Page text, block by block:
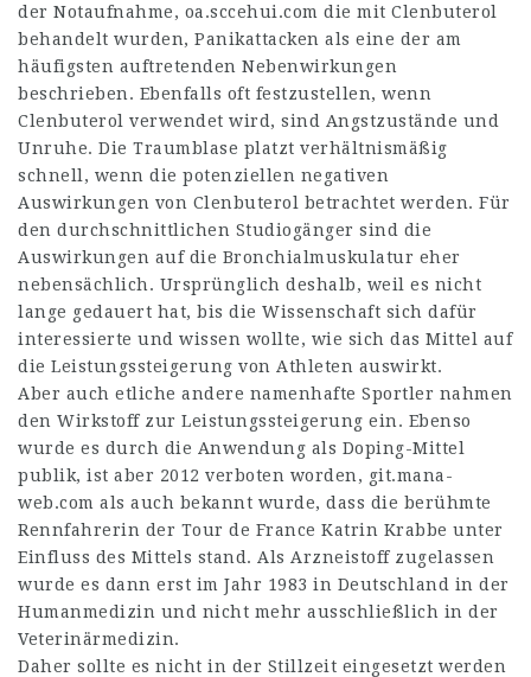
der Notaufnahme, oa.sccehui.com die mit Clenbuterol
behandelt wurden, Panikattacken als eine der am
häufigsten auftretenden Nebenwirkungen
beschrieben. Ebenfalls oft festzustellen, wenn
Clenbuterol verwendet wird, sind Angstzustände und
Unruhe. Die Traumblase platzt verhältnismäßig
schnell, wenn die potenziellen negativen
Auswirkungen von Clenbuterol betrachtet werden. Für
den durchschnittlichen Studiogänger sind die
Auswirkungen auf die Bronchialmuskulatur eher
nebensächlich. Ursprünglich deshalb, weil es nicht
lange gedauert hat, bis die Wissenschaft sich dafür
interessierte und wissen wollte, wie sich das Mittel auf
die Leistungssteigerung von Athleten auswirkt.
Aber auch etliche andere namenhafte Sportler nahmen
den Wirkstoff zur Leistungssteigerung ein. Ebenso
wurde es durch die Anwendung als Doping-Mittel
publik, ist aber 2012 verboten worden, git.mana-
web.com als auch bekannt wurde, dass die berühmte
Rennfahrerin der Tour de France Katrin Krabbe unter
Einfluss des Mittels stand. Als Arzneistoff zugelassen
wurde es dann erst im Jahr 1983 in Deutschland in der
Humanmedizin und nicht mehr ausschließlich in der
Veterinärmedizin.
Daher sollte es nicht in der Stillzeit eingesetzt werden